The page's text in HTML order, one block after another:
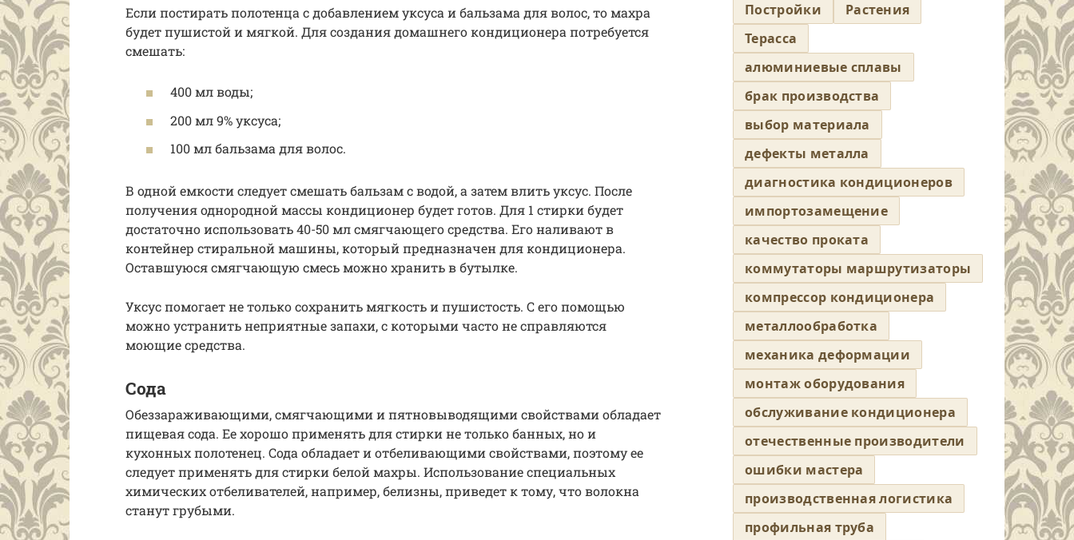
Если постирать полотенца с добавлением уксуса и бальзама для волос, то махра
будет пушистой и мягкой. Для создания домашнего кондиционера потребуется
смешать:
400 мл воды;
200 мл 9% уксуса;
100 мл бальзама для волос.
В одной емкости следует смешать бальзам с водой, а затем влить уксус. После
получения однородной массы кондиционер будет готов. Для 1 стирки будет
достаточно использовать 40-50 мл смягчающего средства. Его наливают в
контейнер стиральной машины, который предназначен для кондиционера.
Оставшуюся смягчающую смесь можно хранить в бутылке.
Уксус помогает не только сохранить мягкость и пушистость. С его помощью
можно устранить неприятные запахи, с которыми часто не справляются
моющие средства.
Сода
Обеззараживающими, смягчающими и пятновыводящими свойствами обладает
пищевая сода. Ее хорошо применять для стирки не только банных, но и
кухонных полотенец. Сода обладает и отбеливающими свойствами, поэтому ее
следует применять для стирки белой махры. Использование специальных
химических отбеливателей, например, белизны, приведет к тому, что волокна
станут грубыми.
Постройки
Растения
Терасса
алюминиевые сплавы
брак производства
выбор материала
дефекты металла
диагностика кондиционеров
импортозамещение
качество проката
коммутаторы маршрутизаторы
компрессор кондиционера
металлообработка
механика деформации
монтаж оборудования
обслуживание кондиционера
отечественные производители
ошибки мастера
производственная логистика
профильная труба